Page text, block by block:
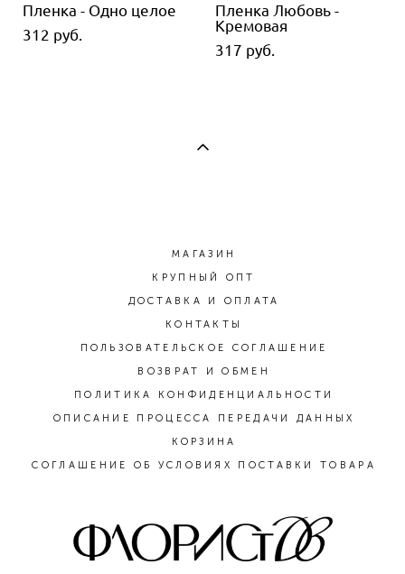
Пленка - Одно целое
312 pуб.
Пленка Любовь -
Кремовая
317 pуб.
МАГАЗИН
КРУПНЫЙ ОПТ
ДОСТАВКА И ОПЛАТА
КОНТАКТЫ
ПОЛЬЗОВАТЕЛЬСКОЕ СОГЛАШЕНИЕ
ВОЗВРАТ И ОБМЕН
ПОЛИТИКА КОНФИДЕНЦИАЛЬНОСТИ
ОПИСАНИЕ ПРОЦЕССА ПЕРЕДАЧИ ДАННЫХ
КОРЗИНА
СОГЛАШЕНИЕ ОБ УСЛОВИЯХ ПОСТАВКИ ТОВАРА